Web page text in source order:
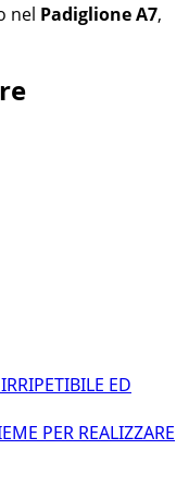
nel Padiglione A7,
ED
PER REALIZZARE